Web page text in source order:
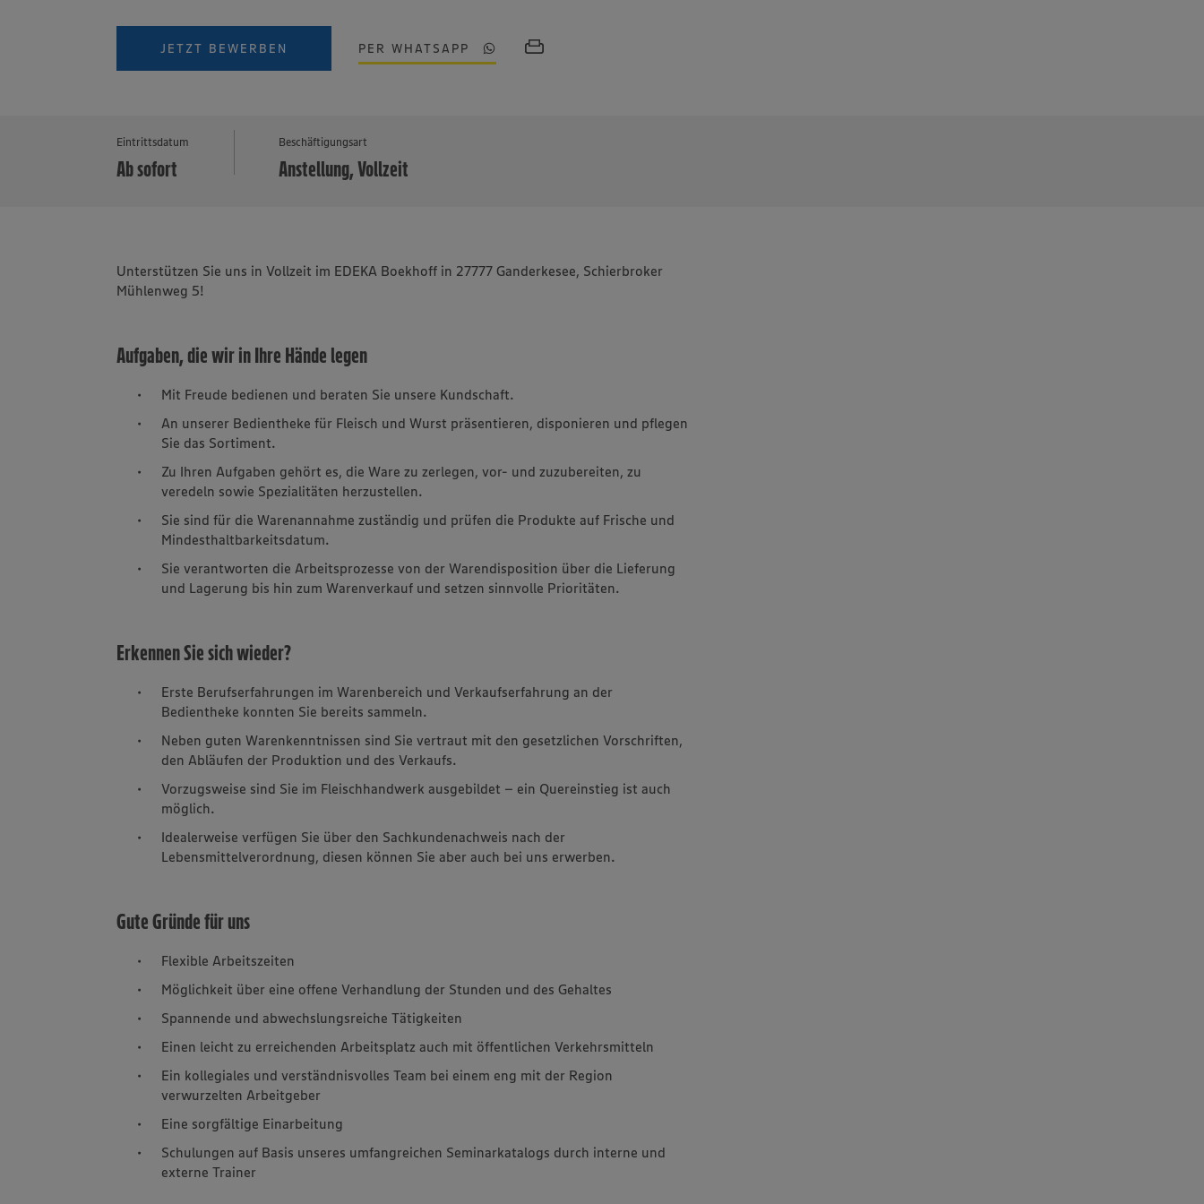
JETZT BEWERBEN PER WHATSAPP
Eintrittsdatum
Ab sofort
Beschäftigungsart
Anstellung, Vollzeit
Unterstützen Sie uns in Vollzeit im EDEKA Boekhoff in 27777 Ganderkesee, Schierbroker
Mühlenweg 5!
Aufgaben, die wir in Ihre Hände legen
Mit Freude bedienen und beraten Sie unsere Kundschaft.
An unserer Bedientheke für Fleisch und Wurst präsentieren, disponieren und pflegen
Sie das Sortiment.
Zu Ihren Aufgaben gehört es, die Ware zu zerlegen, vor- und zuzubereiten, zu
veredeln sowie Spezialitäten herzustellen.
Sie sind für die Warenannahme zuständig und prüfen die Produkte auf Frische und
Mindesthaltbarkeitsdatum.
Sie verantworten die Arbeitsprozesse von der Warendisposition über die Lieferung
und Lagerung bis hin zum Warenverkauf und setzen sinnvolle Prioritäten.
Erkennen Sie sich wieder?
Erste Berufserfahrungen im Warenbereich und Verkaufserfahrung an der
Bedientheke konnten Sie bereits sammeln.
Neben guten Warenkenntnissen sind Sie vertraut mit den gesetzlichen Vorschriften,
den Abläufen der Produktion und des Verkaufs.
Vorzugsweise sind Sie im Fleischhandwerk ausgebildet – ein Quereinstieg ist auch
möglich.
Idealerweise verfügen Sie über den Sachkundenachweis nach der
Lebensmittelverordnung, diesen können Sie aber auch bei uns erwerben.
Gute Gründe für uns
Flexible Arbeitszeiten
Möglichkeit über eine offene Verhandlung der Stunden und des Gehaltes
Spannende und abwechslungsreiche Tätigkeiten
Einen leicht zu erreichenden Arbeitsplatz auch mit öffentlichen Verkehrsmitteln
Ein kollegiales und verständnisvolles Team bei einem eng mit der Region
verwurzelten Arbeitgeber
Eine sorgfältige Einarbeitung
Schulungen auf Basis unseres umfangreichen Seminarkatalogs durch interne und
externe Trainer